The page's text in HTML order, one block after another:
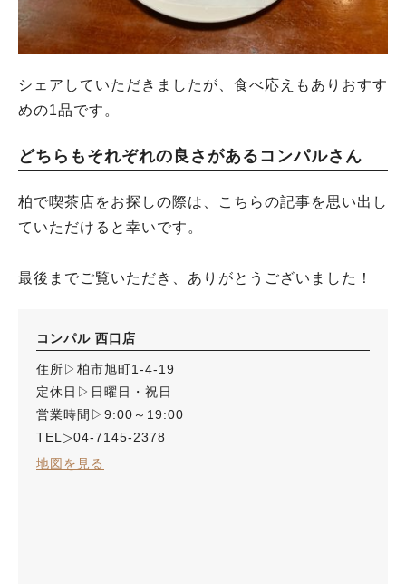
シェアしていただきましたが、食べ応えもありおすす
めの1品です。
どちらもそれぞれの良さがあるコンパルさん
柏で喫茶店をお探しの際は、こちらの記事を思い出し
ていただけると幸いです。
最後までご覧いただき、ありがとうございました！
コンパル 西口店
住所▷柏市旭町1-4-19
定休日▷日曜日・祝日
営業時間▷9:00～19:00
TEL▷04-7145-2378
地図を見る